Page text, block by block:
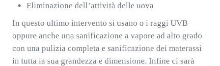
Eliminazione dell’attività delle uova
In questo ultimo intervento si usano o i raggi UVB
oppure anche una sanificazione a vapore ad alto grado
con una pulizia completa e sanificazione dei materassi
in tutta la sua grandezza e dimensione. Infine ci sarà